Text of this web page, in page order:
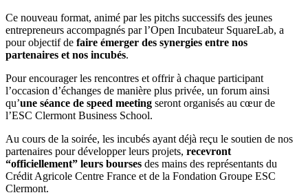
Ce nouveau format, animé par les pitchs successifs des jeunes
entrepreneurs accompagnés par l’Open Incubateur SquareLab, a
pour objectif de faire émerger des synergies entre nos
partenaires et nos incubés.
Pour encourager les rencontres et offrir à chaque participant
l’occasion d’échanges de manière plus privée, un forum ainsi
qu’une séance de speed meeting seront organisés au cœur de
l’ESC Clermont Business School.
Au cours de la soirée, les incubés ayant déjà reçu le soutien de nos
partenaires pour développer leurs projets, recevront
“officiellement” leurs bourses des mains des représentants du
Crédit Agricole Centre France et de la Fondation Groupe ESC
Clermont.